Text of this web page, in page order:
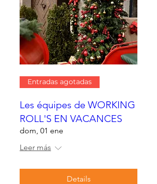
Entradas agotadas
Les équipes de WORKING
ROLL'S EN VACANCES
dom, 01 ene
Leer más
Details